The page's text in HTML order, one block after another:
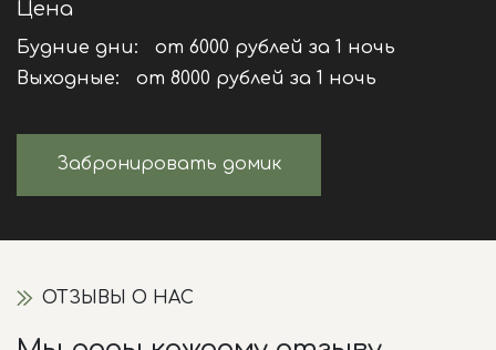
Цена
Будние дни:
от 6000 рублей за 1 ночь
Выходные:
от 8000 рублей за 1 ночь
Забронировать домик
ОТЗЫВЫ О НАС